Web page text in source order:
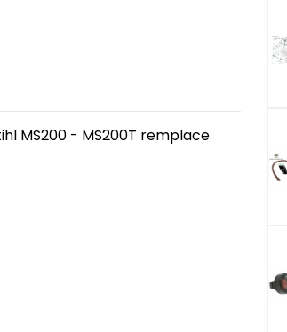
MS200 - MS200T remplace